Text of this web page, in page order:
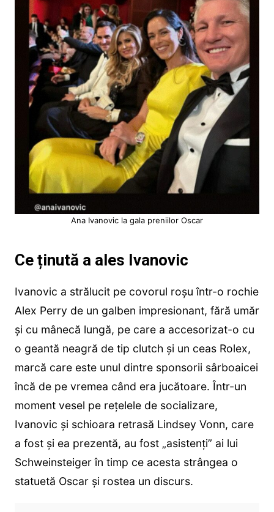
Ana Ivanovic la gala preniilor Oscar
Ce ținută a ales Ivanovic
Ivanovic a strălucit pe covorul roșu într-o rochie
Alex Perry de un galben impresionant, fără umăr
și cu mânecă lungă, pe care a accesorizat-o cu
o geantă neagră de tip clutch și un ceas Rolex,
marcă care este unul dintre sponsorii sârboaicei
încă de pe vremea când era jucătoare. Într-un
moment vesel pe rețelele de socializare,
Ivanovic și schioara retrasă Lindsey Vonn, care
a fost și ea prezentă, au fost „asistenți” ai lui
Schweinsteiger în timp ce acesta strângea o
statuetă Oscar și rostea un discurs.